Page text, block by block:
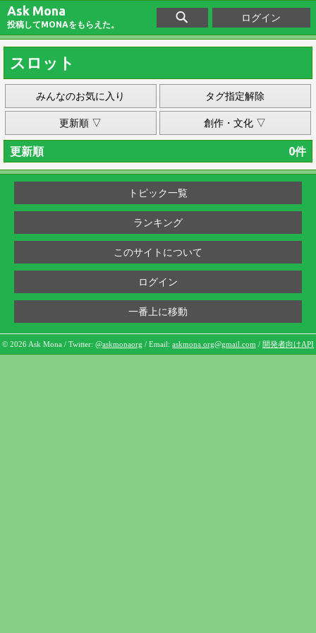
Ask Mona
投稿してMONAをもらえた。
ログイン
スロット
みんなのお気に入り タグ指定解除
更新順 ▽ 創作・文化 ▽
更新順 0件
トピック一覧
ランキング
このサイトについて
ログイン
一番上に移動
© 2026 Ask Mona / Twitter: @askmonaorg / Email: askmona.org@gmail.com / 開発者向けAPI